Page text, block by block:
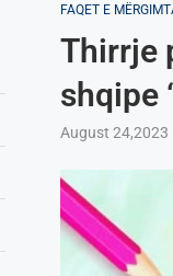
FAQET E
Thirrje
shqipe
August 24,2023